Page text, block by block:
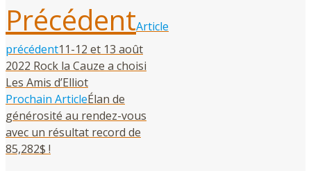
PrécédentArticle
précédent11-12 et 13 août
2022 Rock la Cauze a choisi
Les Amis d’Elliot
Prochain ArticleÉlan de
générosité au rendez-vous
avec un résultat record de
85,282$ !